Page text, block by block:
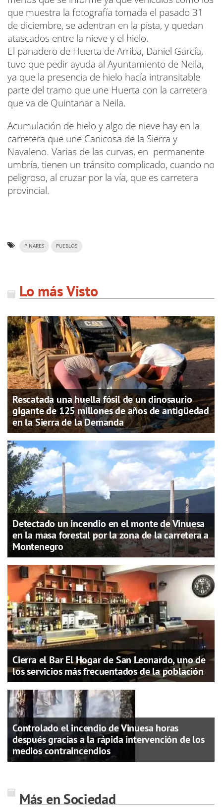
que muestra la fotografía tomada el pasado 31
de diciembre, se adentran en la pista, y quedan
atascados entre la nieve y el hielo.
El panadero de Huerta de Arriba, Daniel García,
tuvo que pedir ayuda al Ayuntamiento de Neila,
ya que la presencia de hielo hacía intransitable
parte del tramo que une Huerta con la carretera
que va de Quintanar a Neila.
Acumulación de hielo y algo de nieve hay en la
carretera que une Canicosa de la Sierra y
Navaleno. Varias de las curvas, en permanente
umbría, tienen un tránsito complicado, cuando no
peligroso, al cruzar por la vía, que es carretera
provincial.
PINARES PUEBLOS
Lo más Visto
Rescatada una huella fósil de un dinosaurio
gigante de 125 millones de años de antigüedad
en la Sierra de la Demanda
Detectado un incendio en el monte de Vinuesa
en la masa forestal por la zona de la carretera a
Montenegro
Cierra el Bar El Hogar de San Leonardo, uno de
los servicios más frecuentados de la población
Controlado el incendio de Vinuesa horas
después gracias a la rápida intervención de los
medios contraincendios
Más en Sociedad